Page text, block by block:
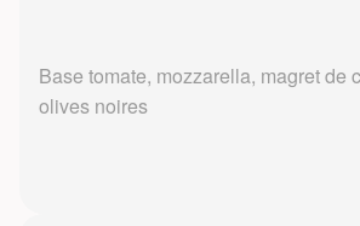
Base tomate, mozzarella, magret de
olives noires